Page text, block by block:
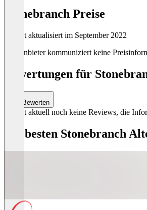
Stonebranch Preise
Zuletzt aktualisiert im September 2022
Der Anbieter kommuniziert keine
Bewertungen für
Bewerten
Es gibt aktuell noch keine Reviews, die
Die besten Stonebranch